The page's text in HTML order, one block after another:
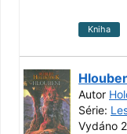
Kniha
Autor
Série:
Vydáno